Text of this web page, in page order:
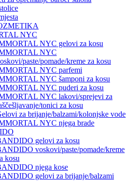
NYC
NYC gelovi za kosu
NYC
paste/pomade/kreme za kosu
NYC parfemi
NYC šamponi za kosu
NYC puderi za kosu
NYC lakovi/sprejevi za
tonici za kosu
za brijanje/balzami/kolonjske vode
NYC njega brade
gelovi za kosu
voskovi/paste/pomade/kreme
kosu
njega kose
gelovi za brijanje/balzami